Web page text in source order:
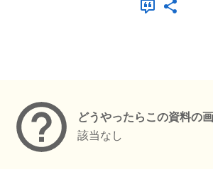
どうやったらこの資料の
該当なし